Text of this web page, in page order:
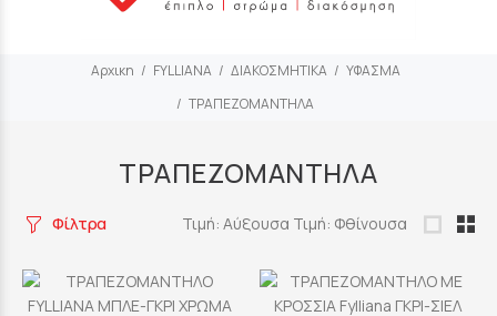
Αρχικη FYLLIANA ΔΙΑΚΟΣΜΗΤΙΚΑ
ΥΦΑΣΜΑ
ΤΡΑΠΕΖΟΜΑΝΤΗΛΑ
ΤΡΑΠΕΖΟΜΑΝΤΗΛΑ
Φίλτρα Τιμή: Αύξουσα Τιμή: Φθίνουσα